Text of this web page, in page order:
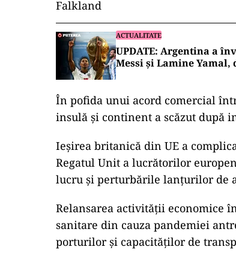
ACTUALITATE
UPDATE: Argentina a
Messi și Lamine Yamal,
În pofida unui acord comercial
insulă şi continent a scăzut după
Ieşirea britanică din UE a
Regatul Unit a lucrătorilor
lucru şi perturbările lanţurilor de
Relansarea activităţii economice
sanitare din cauza pandemiei
porturilor şi capacităţilor de